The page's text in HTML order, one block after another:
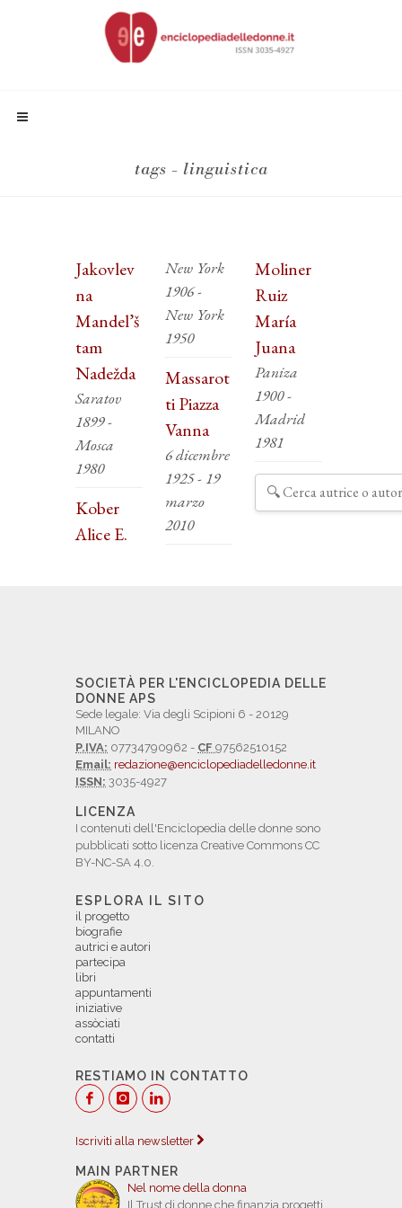
tags - linguistica
Jakovlev
na
Mandel’š
tam
Nadežda
Saratov
1899 -
Mosca
1980
Kober
Alice E.
New York
1906 -
New York
1950
Massarot
ti Piazza
Vanna
6 dicembre
1925 - 19
marzo
2010
Moliner
Ruiz
María
Juana
Paniza
1900 -
Madrid
1981
SOCIETÀ PER L'ENCICLOPEDIA DELLE
DONNE APS
Sede legale: Via degli Scipioni 6 - 20129
MILANO
P.IVA: 07734790962 - CF 97562510152
Email: redazione@enciclopediadelledonne.it
ISSN: 3035-4927
LICENZA
I contenuti dell'Enciclopedia delle donne sono
pubblicati sotto licenza Creative Commons CC
BY-NC-SA 4.0.
ESPLORA IL SITO
il progetto
biografie
autrici e autori
partecipa
libri
appuntamenti
iniziative
assòciati
contatti
RESTIAMO IN CONTATTO
Iscriviti alla newsletter
MAIN PARTNER
Nel nome della donna
Il Trust di donne che finanzia progetti